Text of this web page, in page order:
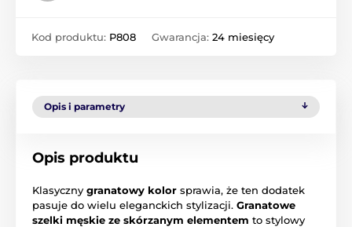
Kod produktu: P808 Gwarancja: 24 miesięcy
Opis i parametry
Opis produktu
Klasyczny granatowy kolor sprawia, że ten dodatek
pasuje do wielu eleganckich stylizacji. Granatowe
szelki męskie ze skórzanym elementem to stylowy